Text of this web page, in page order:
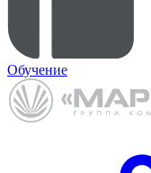
Обучение